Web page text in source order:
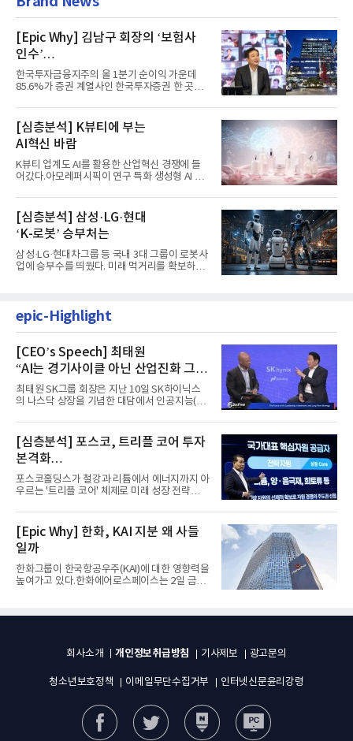
[Epic Why] 김남구 회장의 ‘보험사
인수’
발걸음이 신중해진 배경은?
한국투자금융지주의 올 1분기 순이익 가운데
85.6%가 증권 계열사인 한국투자증권 한 곳에
[심층분석] K뷰티에 부는
AI혁신 바람
K뷰티 업계도 AI를 활용한 산업혁신 경쟁에 들
어갔다.아모레퍼시픽이 연구 특화 생성형 AI 플
[심층분석] 삼성·LG·현대
‘K-로봇’ 승부처는
삼성·LG·현대차그룹 등 국내 3대 그룹이 로봇사
업에 승부수를 띄웠다. 미래 먹거리를 확보하기
epic-Highlight
[CEO’s Speech] 최태원
“AI는 경기사이클 아닌 산업진화 그
자체”
최태원 SK그룹 회장은 지난 10일 SK하이닉스
의 나스닥 상장을 기념한 대담에서 인공지능(AI)
[심층분석] 포스코, 트리플 코어 투자
본격화
16조7천억원 투자 재원 마련 전략은?
포스코홀딩스가 철강과 리튬에서 에너지까지 아
우르는 '트리플 코어' 체제로 미래 성장 전략을
[Epic Why] 한화, KAI 지분 왜 사들
일까
한화그룹이 한국항공우주(KAI)에 대한 영향력을
높여가고 있다.한화에어로스페이스는 2일 금융
회사소개 개인정보취급방침 기사제보 광고문의
청소년보호정책 이메일무단수집거부 인터넷신문윤리강령